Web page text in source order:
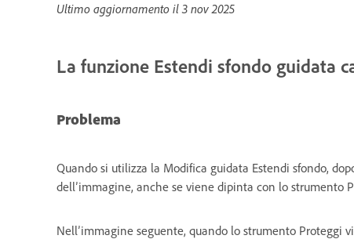
Ultimo aggiornamento il 3 nov 2025
La funzione Estendi sfondo guidata
Problema
Quando si utilizza la Modifica guidata Estendi sfondo,
dell’immagine, anche se viene dipinta con lo strumento
Nell’immagine seguente, quando lo strumento Proteggi